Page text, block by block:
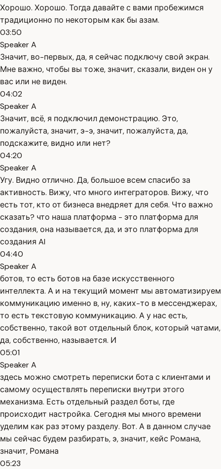
Хорошо. Хорошо. Тогда давайте с вами пробежимся
традиционно по некоторым как бы азам.
03:50
Speaker A
Значит, во-первых, да, я сейчас подключу свой экран.
Мне важно, чтобы вы тоже, значит, сказали, виден он у
вас или не виден.
04:02
Speaker A
Значит, всё, я подключил демонстрацию. Это,
пожалуйста, значит, э-э, значит, пожалуйста, да,
подскажите, видно или нет?
04:20
Speaker A
Угу. Видно отлично. Да, большое всем спасибо за
активность. Вижу, что много интеграторов. Вижу, что
есть тот, кто от бизнеса внедряет для себя. Что важно
сказать? что наша платформа - это платформа для
создания, она называется, да, и это платформа для
создания AI
04:40
Speaker A
ботов, то есть ботов на базе искусственного
интеллекта. А и на текущий момент мы автоматизируем
коммуникацию именно в, ну, каких-то в мессенджерах,
то есть текстовую коммуникацию. А у нас есть,
собственно, такой вот отдельный блок, который чатами,
да, собственно, называется. И
05:01
Speaker A
здесь можно смотреть переписки бота с клиентами и
самому осуществлять переписки внутри этого
механизма. Есть отдельный раздел боты, где
происходит настройка. Сегодня мы много времени
уделим как раз этому разделу. Вот. А в данном случае
мы сейчас будем разбирать, э, значит, кейс Романа,
значит, Романа
05:23